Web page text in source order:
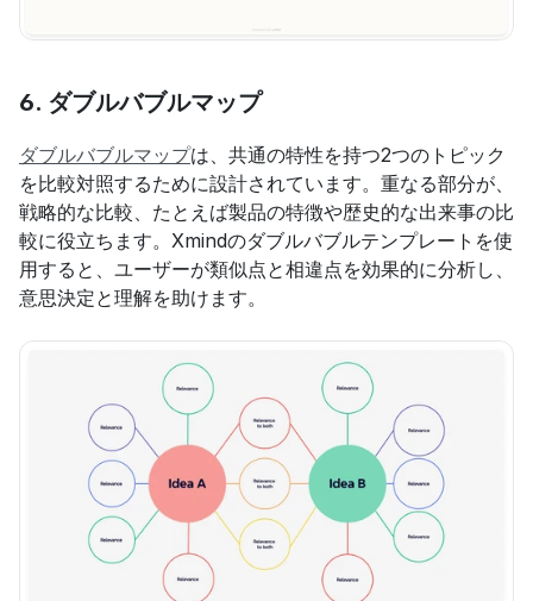
6. ダブルバブルマップ
ダブルバブルマップは、共通の特性を持つ2つのトピック
を比較対照するために設計されています。重なる部分が、
戦略的な比較、たとえば製品の特徴や歴史的な出来事の比
較に役立ちます。Xmindのダブルバブルテンプレートを使
用すると、ユーザーが類似点と相違点を効果的に分析し、
意思決定と理解を助けます。